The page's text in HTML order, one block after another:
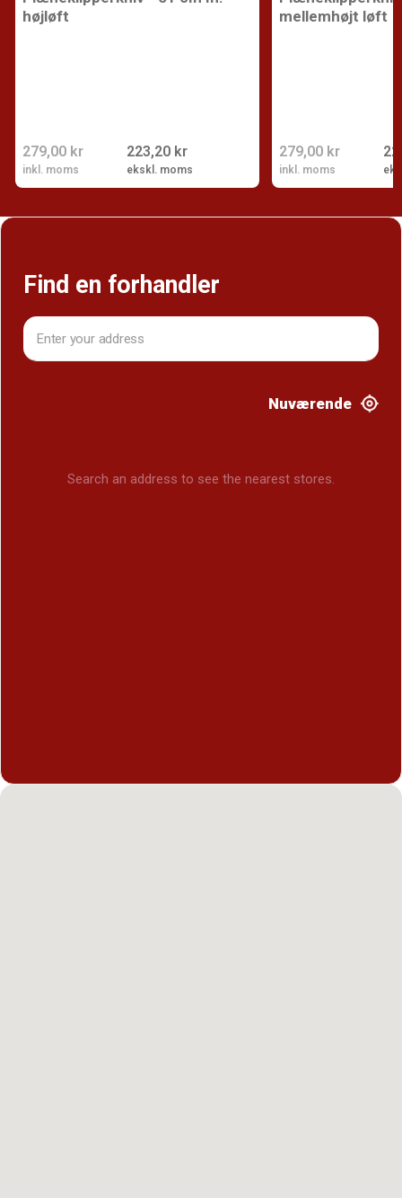
højløft
223,20 kr
ekskl. moms
279,00 kr
inkl. moms
mellemhøjt løft
279,00 kr
inkl. moms
Find en forhandler
Nuværende
Search an address to see the nearest stores.